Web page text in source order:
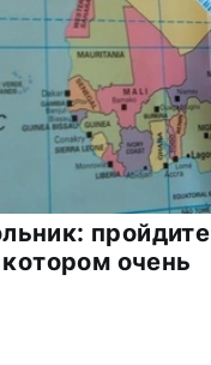
пройдите
очень